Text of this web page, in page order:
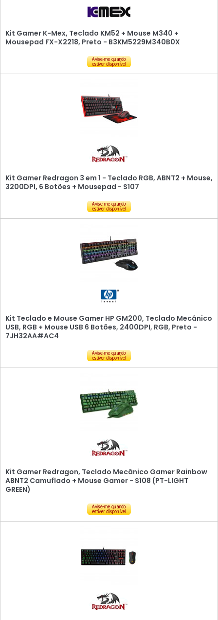
Kit Gamer K-Mex, Teclado KM52 + Mouse M340 +
Mousepad FX-X2218, Preto - B3KM5229M340B0X
Kit Gamer Redragon 3 em 1 - Teclado RGB, ABNT2 + Mouse,
3200DPI, 6 Botões + Mousepad - S107
Kit Teclado e Mouse Gamer HP GM200, Teclado Mecânico
USB, RGB + Mouse USB 6 Botões, 2400DPI, RGB, Preto -
7JH32AA#AC4
Kit Gamer Redragon, Teclado Mecânico Gamer Rainbow
ABNT2 Camuflado + Mouse Gamer - S108 (PT-LIGHT
GREEN)